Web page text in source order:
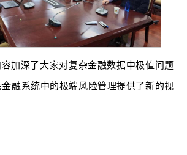
加深了大家对复杂金融数据中极值问题
融系统中的极端风险管理提供了新的视